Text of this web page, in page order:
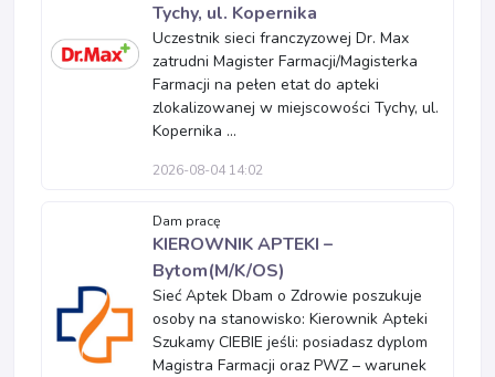
Tychy, ul. Kopernika
Uczestnik sieci franczyzowej Dr. Max
zatrudni Magister Farmacji/Magisterka
Farmacji na pełen etat do apteki
zlokalizowanej w miejscowości Tychy, ul.
Kopernika ...
2026-08-04 14:02
Dam pracę
KIEROWNIK APTEKI –
Bytom(M/K/OS)
Sieć Aptek Dbam o Zdrowie poszukuje
osoby na stanowisko: Kierownik Apteki
Szukamy CIEBIE jeśli: posiadasz dyplom
Magistra Farmacji oraz PWZ – warunek